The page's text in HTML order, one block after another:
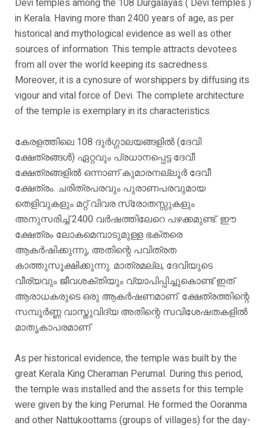
Devi temples among the 108 Durgalayas ( Devi temples )
in Kerala. Having more than 2400 years of age, as per
historical and mythological evidence as well as other
sources of information. This temple attracts devotees
from all over the world keeping its sacredness.
Moreover, it is a cynosure of worshippers by diffusing its
vigour and vital force of Devi. The complete architecture
of the temple is exemplary in its characteristics.
കേരളത്തിലെ 108 ദുർഗ്ഗാലയങ്ങളിൽ (ദേവി
ക്ഷേത്രങ്ങൾ) ഏറ്റവും പ്രധാനപ്പെട്ട ദേവീ
ക്ഷേത്രങ്ങളിൽ ഒന്നാണ് കുമാരനല്ലൂർ ദേവീ
ക്ഷേത്രം. ചരിത്രപരവും പുരാണപരവുമായ
തെളിവുകളും മറ്റ് വിവര സ്രോതസ്സുകളും
അനുസരിച്ച് 2400 വർഷത്തിലേറെ പഴക്കമുണ്ട്. ഈ
ക്ഷേത്രം ലോകമെമ്പാടുമുള്ള ഭക്തരെ
ആകർഷിക്കുന്നു, അതിന്റെ പവിത്രത
കാത്തുസൂക്ഷിക്കുന്നു. മാത്രമല്ല, ദേവിയുടെ
വീര്യവും ജീവശക്തിയും വ്യാപിപ്പിച്ചുകൊണ്ട് ഇത്
ആരാധകരുടെ ഒരു ആകർഷണമാണ്. ക്ഷേത്രത്തിന്റെ
സമ്പൂർണ്ണ വാസ്തുവിദ്യ അതിന്റെ സവിശേഷതകളിൽ
മാതൃകാപരമാണ്
As per historical evidence, the temple was built by the
great Kerala King Cheraman Perumal. During this period,
the temple was installed and the assets for this temple
were given by the king Perumal. He formed the Ooranma
and other Nattukoottams (groups of villages) for the day-